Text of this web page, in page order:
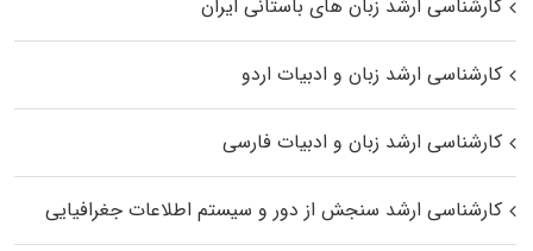
کارشناسی ارشد زبان‌ های باستانی ایران
کارشناسی ارشد زبان و ادبیات اردو
کارشناسی ارشد زبان و ادبیات فارسی
کارشناسی ارشد سنجش از دور و سیستم اطلاعات جغرافیایی